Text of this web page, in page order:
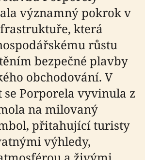
významný pokrok v
která
růstu
bezpečné plavby
obchodování. V
Porporela vyvinula z
na milovaný
přitahující turisty
výhledy,